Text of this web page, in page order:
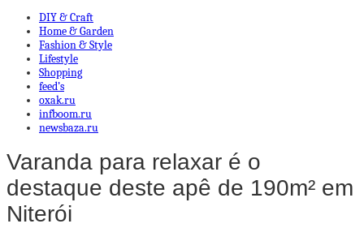
DIY & Craft
Home & Garden
Fashion & Style
Lifestyle
Shopping
feed’s
oxak.ru
infboom.ru
newsbaza.ru
Varanda para relaxar é o
destaque deste apê de 190m² em
Niterói